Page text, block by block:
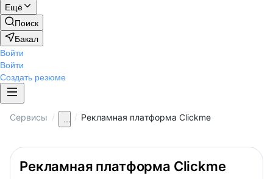
Ещё
Поиск
Бакал
Войти
Войти
Создать резюме
Сервисы / ... / Рекламная платформа Clickme
Рекламная платформа Clickme